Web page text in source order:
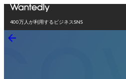
400万人が利用するビジネスSNS